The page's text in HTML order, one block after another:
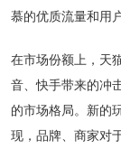
慕的优质流量和用
在市场份额上，天
音、快手带来的冲
的市场格局。新的
现，品牌、商家对